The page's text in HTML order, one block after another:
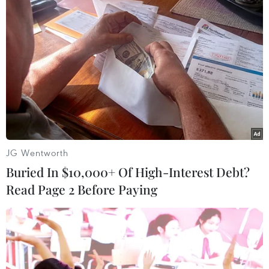
Thụy Kha, Trương Đình Quang, Văn Thu Bích,
Dân Huyền, Trần Lệ Chiến…
Nhân dịp này, Hội Nhạc sỹ Việt Nam tổ chức Lễ
kết nạp cho các hội viên mới và trao quà tặng
đầu xuân cho các nhạc sỹ cao tuổi./.
(TTXVN/Vietnam+)
JG Wentworth
Buried In $10,000+ Of High-Interest Debt?
Read Page 2 Before Paying